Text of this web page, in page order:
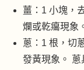
薑：1 小塊，
爛或乾癟現象
蔥：1 根，切
發黃現象。 蔥